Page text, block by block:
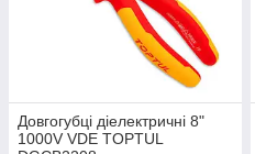
Довгогубці діелектричні 8"
1000V VDE TOPTUL